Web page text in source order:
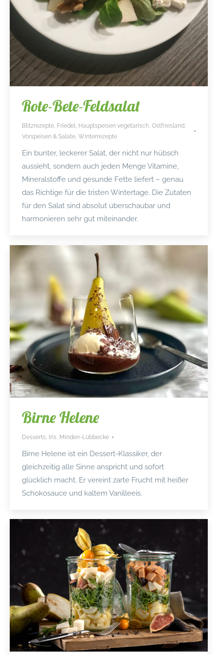
Rote-Bete-Feldsalat
Blitzrezepte, Friedel, Hauptspeisen vegetarisch, Ostfriesland,
Vorspeisen & Salate, Winterrezepte
Ein bunter, leckerer Salat, der nicht nur hübsch
aussieht, sondern auch jeden Menge Vitamine,
Mineralstoffe und gesunde Fette liefert – genau
das Richtige für die tristen Wintertage. Die Zutaten
für den Salat sind absolut überschaubar und
harmonieren sehr gut miteinander.
Birne Helene
Desserts Iris Minden-Lübbecke
Birne Helene ist ein Dessert-Klassiker, der
gleichzeitig alle Sinne anspricht und sofort
glücklich macht. Er vereint zarte Frucht mit heißer
Schokosauce und kaltem Vanilleeis.